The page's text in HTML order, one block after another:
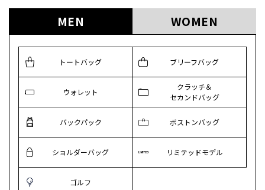
MEN WOMEN
トートバッグ ブリーフバッグ
ウォレット
クラッチ＆
セカンドバッグ
バックパック ボストンバッグ
ショルダーバッグ リミテッドモデル
ゴルフ